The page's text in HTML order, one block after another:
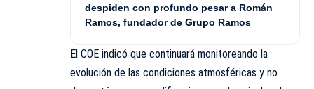
despiden con profundo pesar a Román
Ramos, fundador de Grupo Ramos
El COE indicó que continuará monitoreando la
evolución de las condiciones atmosféricas y no